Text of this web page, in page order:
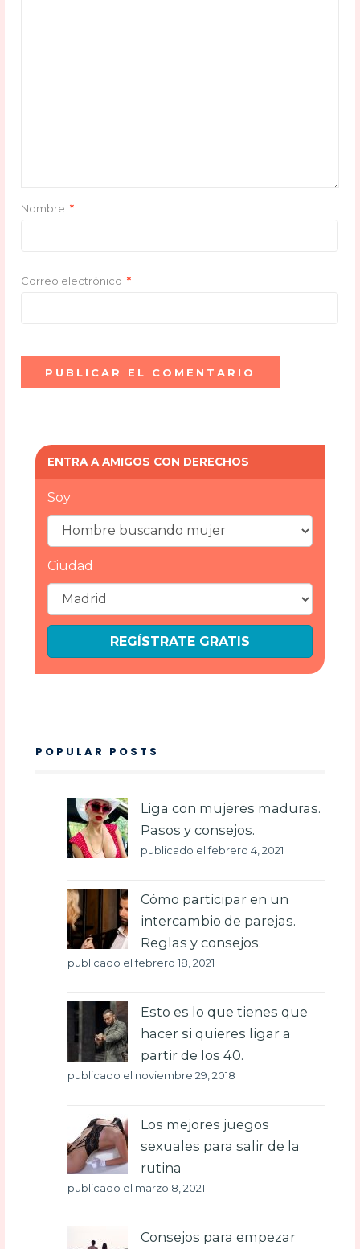
Nombre *
Correo electrónico *
ENTRA A AMIGOS CON DERECHOS
Soy
Ciudad
REGÍSTRATE GRATIS
POPULAR POSTS
Liga con mujeres maduras.
Pasos y consejos.
publicado el febrero 4, 2021
Cómo participar en un
intercambio de parejas.
Reglas y consejos.
publicado el febrero 18, 2021
Esto es lo que tienes que
hacer si quieres ligar a
partir de los 40.
publicado el noviembre 29, 2018
Los mejores juegos
sexuales para salir de la
rutina
publicado el marzo 8, 2021
Consejos para empezar